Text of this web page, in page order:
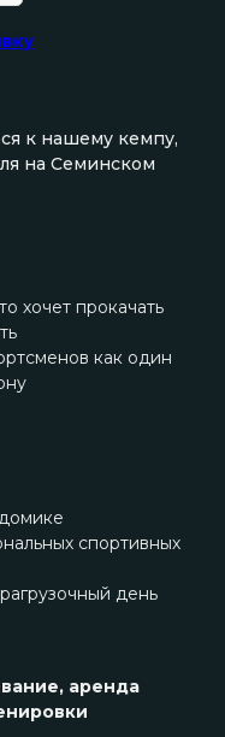
к нашему кемпу,
на Семинском
хочет прокачать
как один
спортивных
день
аренда